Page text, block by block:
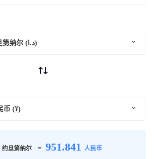
约旦第纳尔 (د.ا)
币 (¥)
约旦第纳尔 = 951.841 人民币